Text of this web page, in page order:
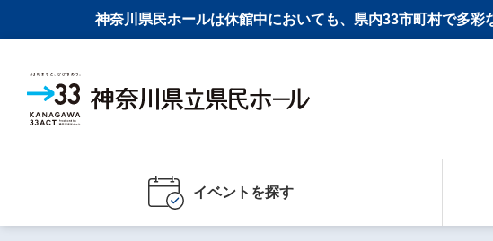
神奈川県民ホールは休館中においても、県内33市町村で多
イベントを探す